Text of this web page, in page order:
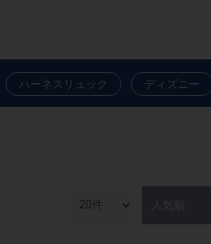
ハーネスリュック ディズニー